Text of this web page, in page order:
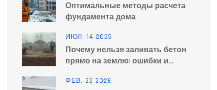
Оптимальные методы расчета
фундамента дома
ИЮЛ, 14 2025
Почему нельзя заливать бетон
прямо на землю: ошибки и
ФЕВ, 22 2026